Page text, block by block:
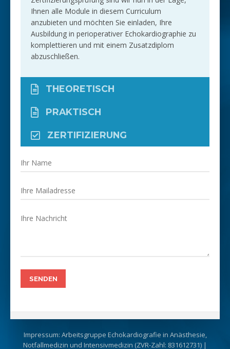
Ihnen alle Module in diesem Curriculum
anzubieten und möchten Sie einladen, Ihre
Ausbildung in perioperativer Echokardiographie zu
komplettieren und mit einem Zusatzdiplom
abzuschließen.
THEORETISCH
PRAKTISCH
ZERTIFIZIERUNG
Impressum: Arbeitsgruppe Echokardiografie in Anästhesie,
Notfallmedizin und Intensivmedizin (ZVR-Zahl: 831612731) |